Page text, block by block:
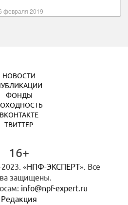
февраля 2019
НОВОСТИ
ФОНДЫ
ВКОНТАКТЕ
ТВИТТЕР
16+
«НПФ-ЭКСПЕРТ». Все
защищены.
info@npf-expert.ru
Редакция